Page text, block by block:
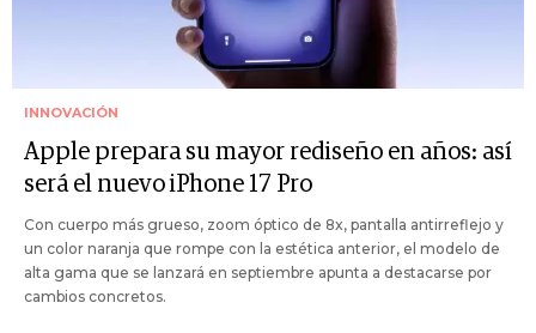
INNOVACIÓN
Apple prepara su mayor rediseño en años: así
será el nuevo iPhone 17 Pro
Con cuerpo más grueso, zoom óptico de 8x, pantalla antirreflejo y
un color naranja que rompe con la estética anterior, el modelo de
alta gama que se lanzará en septiembre apunta a destacarse por
cambios concretos.